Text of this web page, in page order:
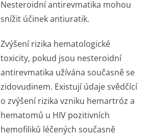
Nesteroidní antirevmatika mohou
snížit účinek antiuratik.
Zvýšení rizika hematologické
toxicity, pokud jsou nesteroidní
antirevmatika užívána současně se
zidovudinem. Existují údaje svědčící
o zvýšení rizika vzniku hemartróz a
hematomů u HIV pozitivních
hemofiliků léčených současně